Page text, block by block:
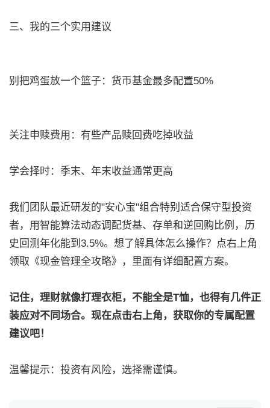
三、我的三个实用建议
别把鸡蛋放一个篮子：货币基金最多配置50%
关注申赎费用：有些产品赎回费吃掉收益
学会择时：季末、年末收益通常更高
我们团队最近研发的"安心宝"组合特别适合保守型投资
者，用智能算法动态调配货基、存单和逆回购比例，历
史回测年化能到3.5%。想了解具体怎么操作？点右上角
领取《现金管理全攻略》，里面有详细配置方案。
记住，理财就像打理衣柜，不能全是T恤，也得有几件正
装应对不同场合。现在点击右上角，获取你的专属配置
建议吧！
温馨提示：投资有风险，选择需谨慎。